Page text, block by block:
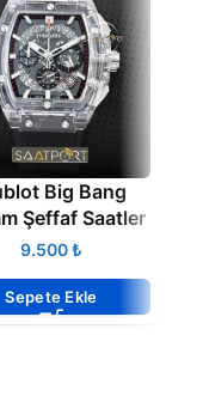
Big Bang
Şeffaf Saatler
₺
Sepete Ekle